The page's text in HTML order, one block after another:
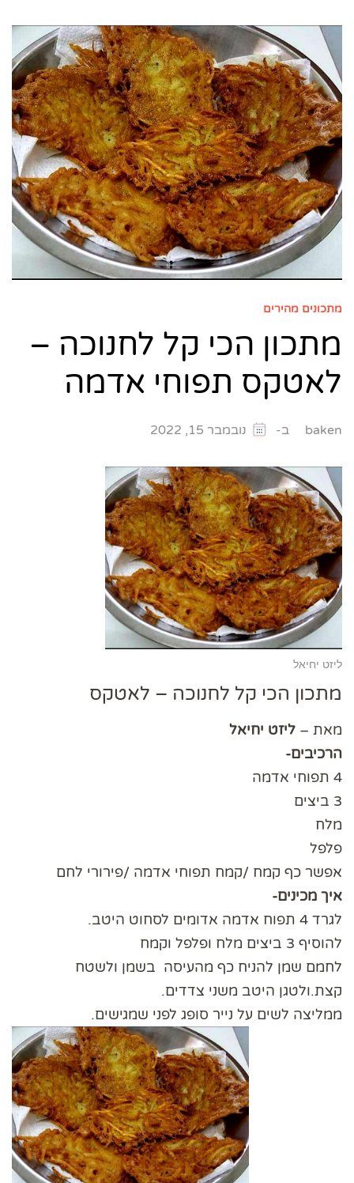
מתכונים מהירים
מתכון הכי קל לחנוכה –
לאטקס תפוחי אדמה
baken ב- נובמבר 15, 2022
ליזט יחיאל
מתכון הכי קל לחנוכה – לאטקס
מאת – ליזט יחיאל
הרכיבים-
4 תפוחי אדמה
3 ביצים
מלח
פלפל
אפשר כף קמח /קמח תפוחי אדמה /פירורי לחם
איך מכינים-
לגרד 4 תפוח אדמה אדומים לסחוט היטב.
להוסיף 3 ביצים מלח ופלפל וקמח
לחמם שמן להניח כף מהעיסה בשמן ולשטח
קצת.ולטגן היטב משני צדדים.
ממליצה לשים על נייר סופג לפני שמגישים.